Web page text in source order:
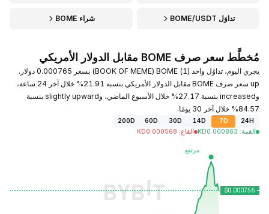
تداوَل BOME/USDT شراء BOME
مُخطَّط سعر صرف BOME مقابل الدولار الأمريكي
يجري اليوم، تداوُل واحد (1) BOME ‏(BOOK OF MEME) بسعر 0.000765 دولار.
up سعر صرف BOME مقابل الدولار الأمريكي بنسبة 21.91% خلال آخر 24 ساعة،
وincreased بنسبة 27.17% خلال الأسبوع الماضي، وslightly upward بنسبة
84.57% خلال آخر 30 يومًا.
24H
7D
14D
30D
60D
200D
القمة:
KD0.000863 القاع:
KD0.000568